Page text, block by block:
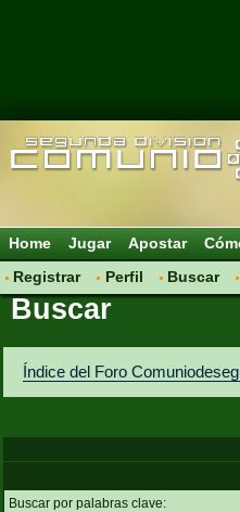
Home Jugar Apostar
Registrar
Perfil Buscar
Buscar
Índice del Foro
Buscar por palabras clave: